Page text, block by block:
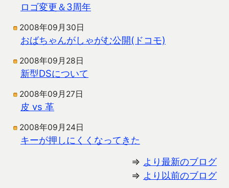
ロゴ変更＆3周年
2008年09月30日
おばちゃんがしゃがむ公開(ドコモ)
2008年09月28日
新型DSについて
2008年09月27日
皮 vs 革
2008年09月24日
キーが押しにくくなってきた
⇒ より最新のブログ
⇒ より以前のブログ